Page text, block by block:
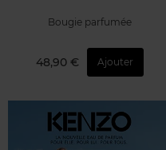
Bougie parfumée
48,90 € Ajouter